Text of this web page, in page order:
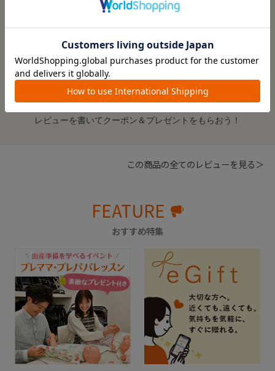
絞り込み
※レビューを書くにはログインが必要です。
レビューを書いてクーポン＆プレゼントをもらおう！
この商品の全てのレビューを見る＞
FEATURE
おすすめ特集